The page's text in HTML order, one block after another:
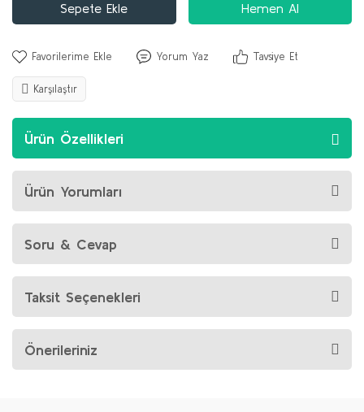
Sepete Ekle Hemen Al
Yorum Yaz Tavsiye Et
Karşılaştır
Ürün Özellikleri
Ürün Yorumları
Soru & Cevap
Taksit Seçenekleri
Önerileriniz